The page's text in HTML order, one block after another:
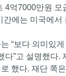
4억7000만원
에는 미국에
“보다 의미있
다”고 설명했다
했다. 재단 쪽